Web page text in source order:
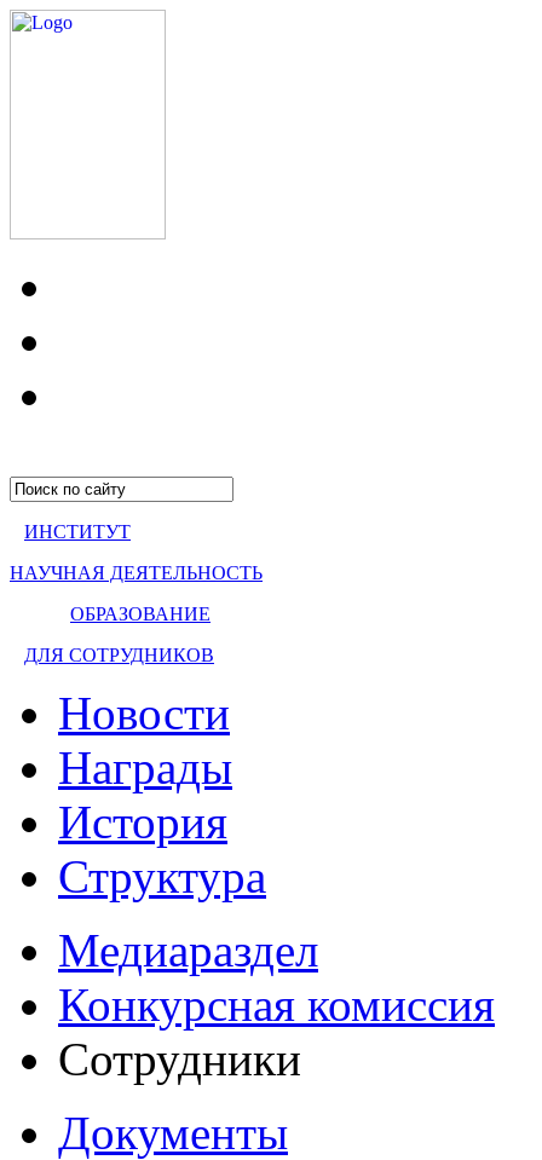
ИНСТИТУТ
НАУЧНАЯ ДЕЯТЕЛЬНОСТЬ
ОБРАЗОВАНИЕ
ДЛЯ СОТРУДНИКОВ
Новости
Награды
История
Структура
Медиараздел
Конкурсная комиссия
Сотрудники
Документы